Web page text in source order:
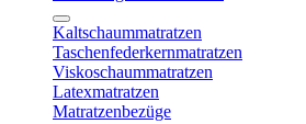
Kaltschaummatratzen
Taschenfederkernmatratzen
Viskoschaummatratzen
Latexmatratzen
Matratzenbezüge